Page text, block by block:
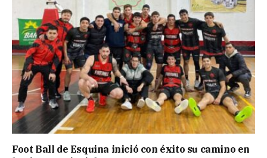
Foot Ball de Esquina inició con éxito su camino en